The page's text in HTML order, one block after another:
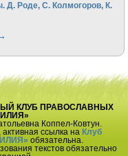
Д. Роде, С. Колмогоров, К.
КЛУБ ПРАВОСЛАВНЫХ
Коппел-Ковтун.
ссылка на Клуб
обязательна.
текстов обязательно